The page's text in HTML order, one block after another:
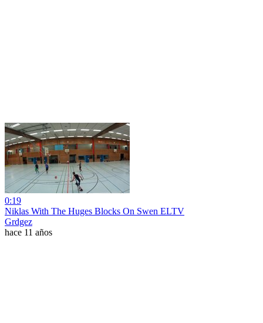
0:19
Niklas With The Huges Blocks On Swen ELTV
Grdgez
hace 11 años